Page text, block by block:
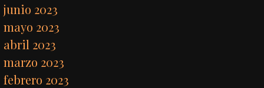
junio 2023
mayo 2023
abril 2023
marzo 2023
febrero 2023